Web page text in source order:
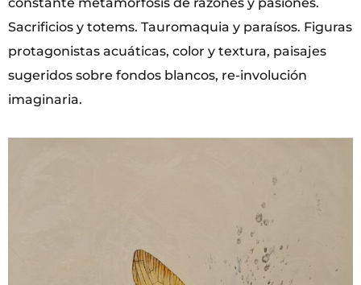
Sacrificios y totems. Tauromaquia y paraísos. Figuras
protagonistas acuáticas, color y textura, paisajes
sugeridos sobre fondos blancos, re-involución
imaginaria.